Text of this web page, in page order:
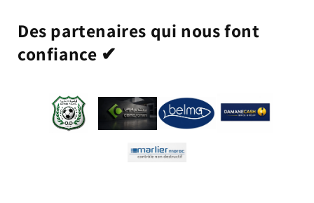
Des partenaires qui nous font
confiance ✔